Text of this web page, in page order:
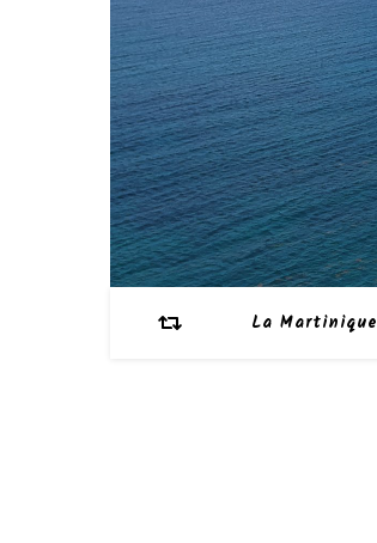
La Martinique